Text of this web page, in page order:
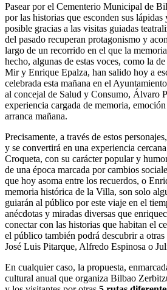
Pasear por el Cementerio Municipal de
por las historias que esconden sus lápidas
posible gracias a las visitas guiadas
del pasado recuperan protagonismo y
largo de un recorrido en el que la
hecho, algunas de estas voces, como la
Mir y Enrique Epalza, han salido hoy a
celebrada esta mañana en el
al concejal de Salud y Consumo, Álvaro
experiencia cargada de memoria,
arranca mañana.
Precisamente, a través de estos
y se convertirá en una experiencia
Croqueta, con su carácter popular y
de una época marcada por cambios
que hoy asoma entre los recuerdos, o
memoria histórica de la Villa, son solo
guiarán al público por este viaje en el
anécdotas y miradas diversas que
conectar con las historias que habitan el
el público también podrá descubrir a otras
José Luis Pitarque, Alfredo Espinosa o
En cualquier caso, la propuesta,
cultural anual que organiza Bilbao